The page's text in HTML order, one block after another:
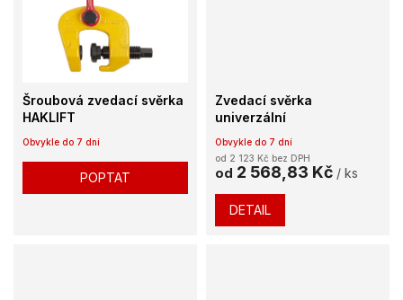
Šroubová zvedací svěrka
HAKLIFT
Obvykle do 7 dní
POPTAT
Zvedací svěrka
univerzální
Obvykle do 7 dní
od 2 123 Kč bez DPH
od 2 568,83 Kč / ks
DETAIL